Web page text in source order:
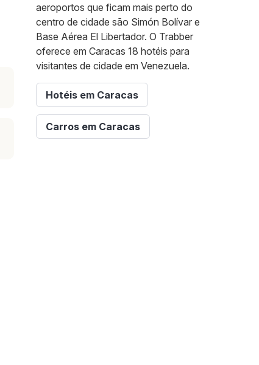
aeroportos que ficam mais perto do
centro de cidade são Simón Bolívar e
Base Aérea El Libertador. O Trabber
oferece em Caracas 18 hotéis para
visitantes de cidade em Venezuela.
Hotéis em Caracas
Carros em Caracas